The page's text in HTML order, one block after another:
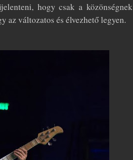
hogy csak a közönségnek
az változatos és élvezhető legyen.